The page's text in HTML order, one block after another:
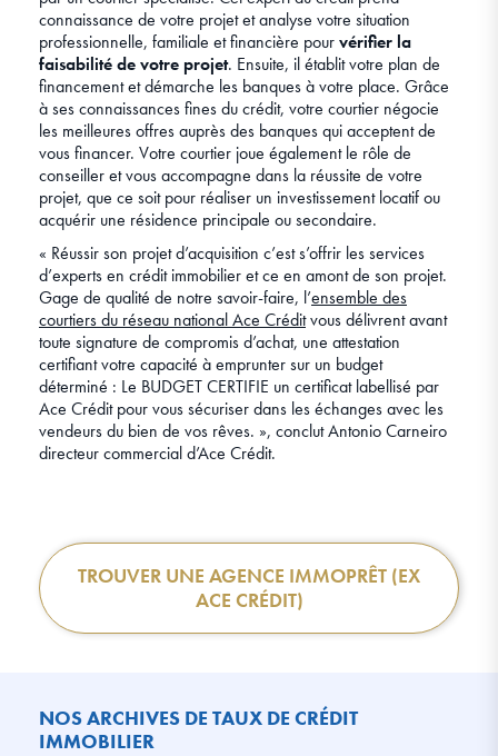
connaissance de votre projet et analyse votre situation
professionnelle, familiale et financière pourvérifier la
faisabilité de votre projet. Ensuite, il établit votre plan de
financement et démarche les banques à votre place. Grâce
à ses connaissances fines du crédit, votre courtier négocie
les meilleures offres auprès des banques qui acceptent de
vous financer. Votre courtier joue également le rôle de
conseiller et vous accompagne dans la réussite de votre
projet, que ce soit pour réaliser un investissement locatif ou
acquérir une résidence principale ou secondaire.
« Réussir son projet d’acquisition c’est s’offrir les services
d’experts en crédit immobilier et ce en amont de son projet.
Gage de qualité de notre savoir-faire, l’ensemble des
courtiers du réseau national Ace Créditvous délivrent avant
toute signature de compromis d’achat, une attestation
certifiant votre capacité à emprunter sur un budget
déterminé : Le BUDGET CERTIFIE un certificat labellisé par
Ace Crédit pour vous sécuriser dans les échanges avec les
vendeurs du bien de vos rêves. », conclut Antonio Carneiro
directeur commercial d’Ace Crédit.
TROUVER UNE AGENCE IMMOPRÊT (EX
ACE CRÉDIT)
NOS ARCHIVES DE TAUX DE CRÉDIT
IMMOBILIER